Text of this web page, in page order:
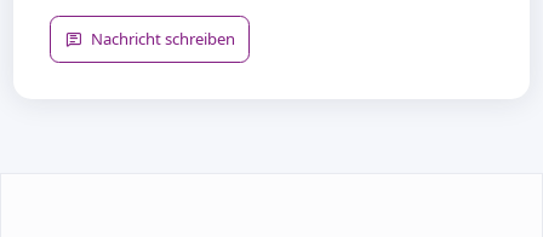
Nachricht schreiben